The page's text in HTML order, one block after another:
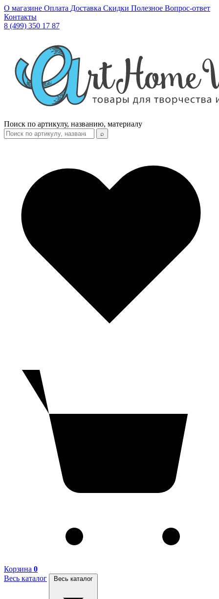
О магазине Оплата Доставка Скидки Полезное Вопрос-ответ
Контакты
8 (499) 350 17 87
Поиск по артикулу, названию, материалу
⌕
Корзина 0
Весь каталог
Весь каталог